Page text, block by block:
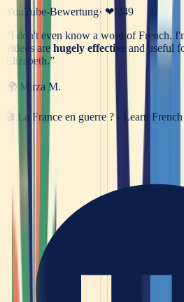
YouTube-Bewertung· ❤ 249
I don't even know a word of French.
videos are hugely effectiveand useful
Elizabeth.”
🌍 Mirza M.
🎬 La France en guerre ? - Learn